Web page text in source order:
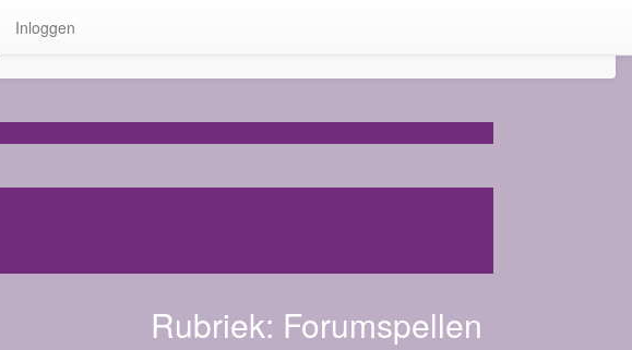
Inloggen
Rubriek: Forumspellen